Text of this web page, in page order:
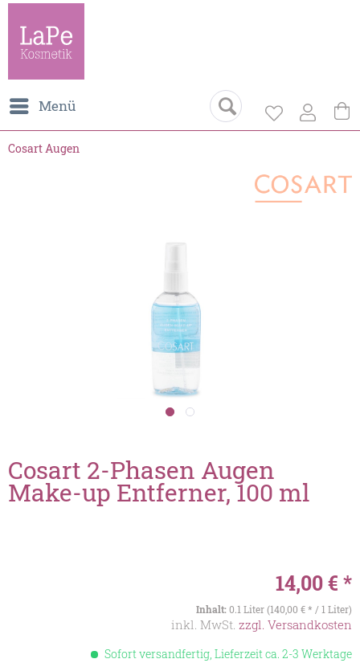
Menü
Cosart Augen
Cosart 2-Phasen Augen
Make-up Entferner, 100 ml
14,00 € *
Inhalt:0.1 Liter (140,00 € * / 1 Liter)
inkl. MwSt. zzgl. Versandkosten
Sofort versandfertig, Lieferzeit ca. 2-3 Werktage